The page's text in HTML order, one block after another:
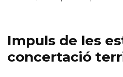
Impuls de les
concertació